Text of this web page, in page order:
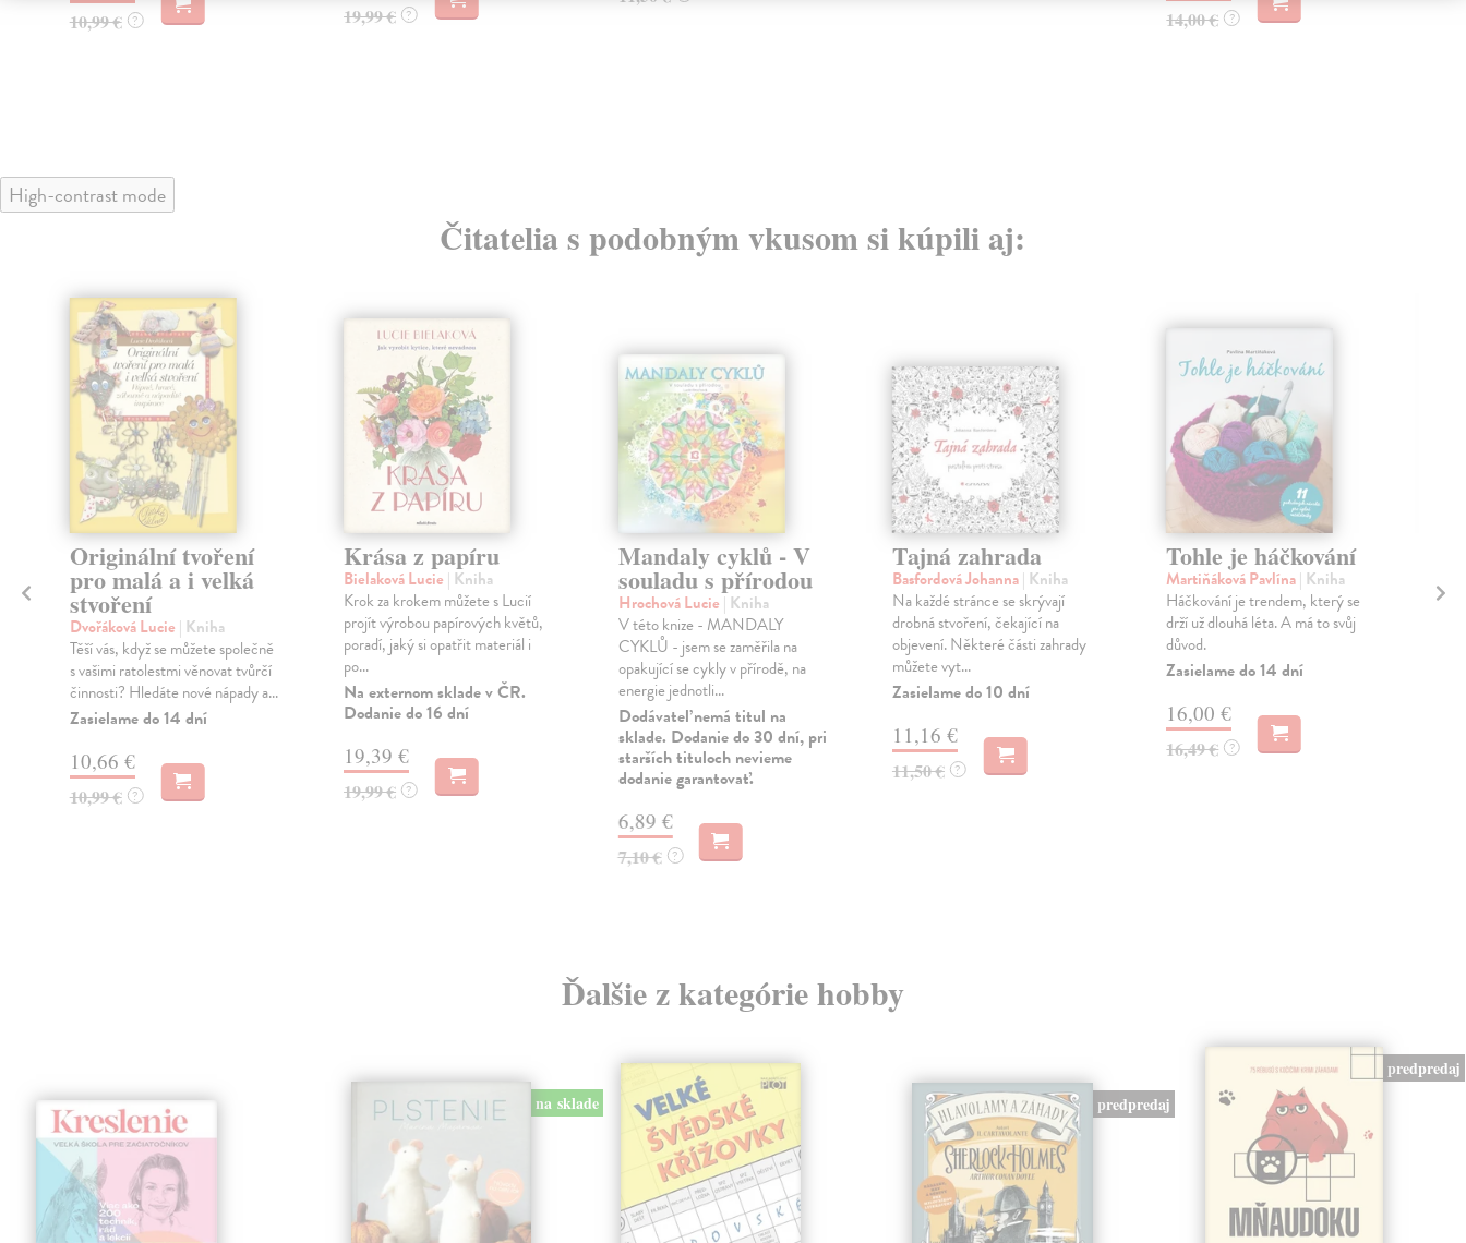
10,99 € ? 19,99 € ? 14,00 € ?
High-contrast mode
Čitatelia s podobným vkusom si kúpili aj:
Originální tvoření
pro malá a i velká
stvoření
Dvořáková Lucie | Kniha
Těší vás, když se můžete společně
s vašimi ratolestmi věnovat tvůrčí
činnosti? Hledáte nové nápady a...
Zasielame do 14 dní
10,66 €
10,99 € ?
Krása z papíru
Bielaková Lucie | Kniha
Krok za krokem můžete s Lucií
projít výrobou papírových květů,
poradí, jaký si opatřit materiál i
po...
Na externom sklade v ČR.
Dodanie do 16 dní
19,39 €
19,99 € ?
Mandaly cyklů - V
souladu s přírodou
Hrochová Lucie | Kniha
V této knize - MANDALY
CYKLŮ - jsem se zaměřila na
opakující se cykly v přírodě, na
energie jednotli...
Dodávateľ nemá titul na
sklade. Dodanie do 30 dní, pri
starších tituloch nevieme
dodanie garantovať.
6,89 €
7,10 € ?
Tajná zahrada
Basfordová Johanna| Kniha
Na každé stránce se skrývají
drobná stvoření, čekající na
objevení. Některé části zahrady
můžete vyt...
Zasielame do 10 dní
11,16 €
11,50 € ?
Tohle je háčkování
Martiňáková Pavlína| Kniha
Háčkování je trendem, který se
drží už dlouhá léta. A má to svůj
důvod.
Zasielame do 14 dní
16,00 €
16,49 € ?
Ďalšie z kategórie hobby
na sklade predpredaj
predpredaj